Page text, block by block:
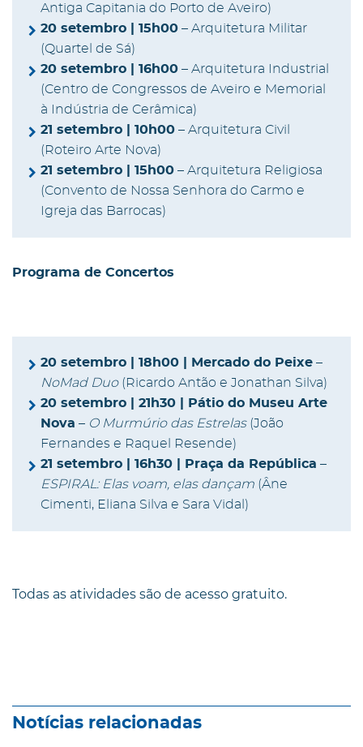
Antiga Capitania do Porto de Aveiro)
20 setembro | 15h00 – Arquitetura Militar
(Quartel de Sá)
20 setembro | 16h00 – Arquitetura Industrial
(Centro de Congressos de Aveiro e Memorial
à Indústria de Cerâmica)
21 setembro | 10h00 – Arquitetura Civil
(Roteiro Arte Nova)
21 setembro | 15h00 – Arquitetura Religiosa
(Convento de Nossa Senhora do Carmo e
Igreja das Barrocas)
Programa de Concertos
20 setembro | 18h00 | Mercado do Peixe –
NoMad Duo(Ricardo Antão e Jonathan Silva)
20 setembro | 21h30 | Pátio do Museu Arte
Nova – O Murmúrio das Estrelas(João
Fernandes e Raquel Resende)
21 setembro | 16h30 | Praça da República –
ESPIRAL: Elas voam, elas dançam (Âne
Cimenti, Eliana Silva e Sara Vidal)
Todas as atividades são de acesso gratuito.
Notícias relacionadas